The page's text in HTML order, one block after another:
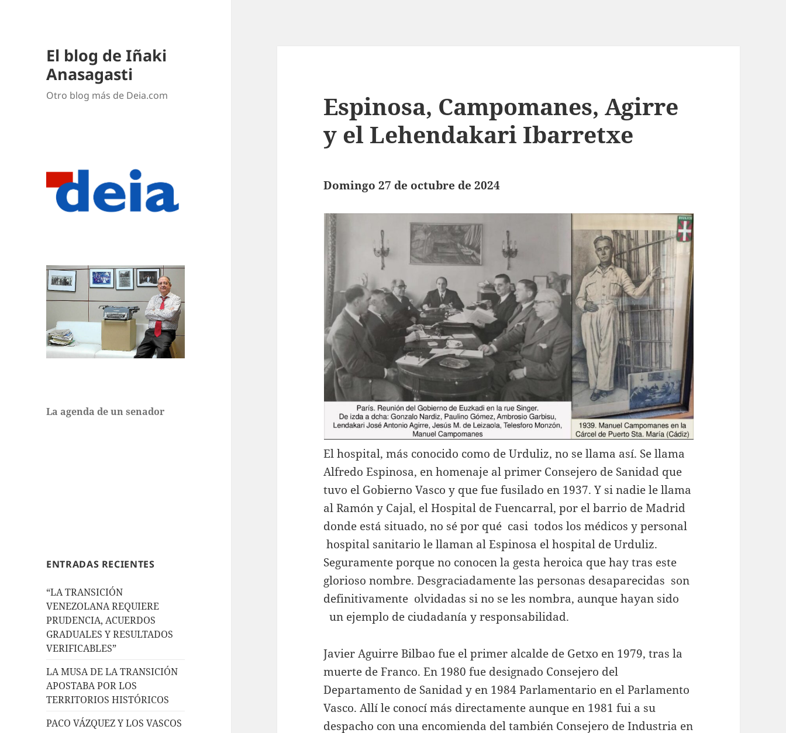
El blog de Iñaki
Anasagasti
Otro blog más de Deia.com
La agenda de un senador
ENTRADAS RECIENTES
“LA TRANSICIÓN
VENEZOLANA REQUIERE
PRUDENCIA, ACUERDOS
GRADUALES Y RESULTADOS
VERIFICABLES”
LA MUSA DE LA TRANSICIÓN
APOSTABA POR LOS
TERRITORIOS HISTÓRICOS
PACO VÁZQUEZ Y LOS VASCOS
Espinosa, Campomanes, Agirre
y el Lehendakari Ibarretxe
Domingo 27 de octubre de 2024
El hospital, más conocido como de Urduliz, no se llama así. Se llama
Alfredo Espinosa, en homenaje al primer Consejero de Sanidad que
tuvo el Gobierno Vasco y que fue fusilado en 1937. Y si nadie le llama
al Ramón y Cajal, el Hospital de Fuencarral, por el barrio de Madrid
donde está situado, no sé por qué casi todos los médicos y personal
hospital sanitario le llaman al Espinosa el hospital de Urduliz.
Seguramente porque no conocen la gesta heroica que hay tras este
glorioso nombre. Desgraciadamente las personas desaparecidas son
definitivamente olvidadas si no se les nombra, aunque hayan sido
un ejemplo de ciudadanía y responsabilidad.
Javier Aguirre Bilbao fue el primer alcalde de Getxo en 1979, tras la
muerte de Franco. En 1980 fue designado Consejero del
Departamento de Sanidad y en 1984 Parlamentario en el Parlamento
Vasco. Allí le conocí más directamente aunque en 1981 fui a su
despacho con una encomienda del también Consejero de Industria en